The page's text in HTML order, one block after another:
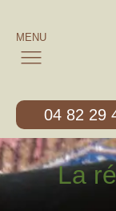
MENU
04 82 29
La